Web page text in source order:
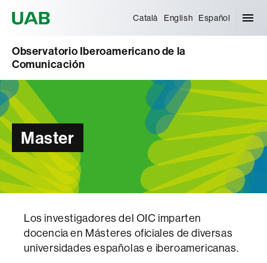
Català English Español
Observatorio Iberoamericano de la
Comunicación
Master
Los investigadores del OIC imparten
docencia en Másteres oficiales de diversas
universidades españolas e iberoamericanas.